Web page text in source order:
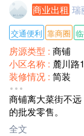
商业出租 瑞
交通便利 靠商圈
房源类型 : 商铺
小区名称 : 麓川路
装修情况 : 简装
面积 :
月租金 :面议
商铺离大菜街不
的批发零售。
全文